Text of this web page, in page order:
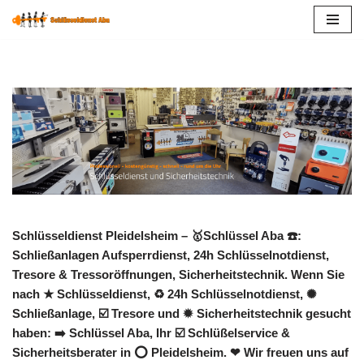
Schlüsseldienst Pleidelsheim – 🥇Schlüssel Aba ☎️:
Schließanlagen Aufsperrdienst, 24h Schlüsselnotdienst,
Tresore & Tressoröffnungen, Sicherheitstechnik. Wenn Sie
nach ★ Schlüsseldienst, ♻ 24h Schlüsselnotdienst, ✺
Schließanlage, ☑️ Tresore und ✹ Sicherheitstechnik gesucht
haben: ➡️ Schlüssel Aba, Ihr ☑️ Schlüßelservice &
Sicherheitsberater in ⭕ Pleidelsheim. ❤ Wir freuen uns auf